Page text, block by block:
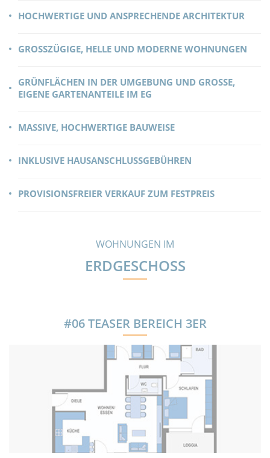
HOCHWERTIGE UND ANSPRECHENDE ARCHITEKTUR
GROSSZÜGIGE, HELLE UND MODERNE WOHNUNGEN
GRÜNFLÄCHEN IN DER UMGEBUNG UND GROSSE, E
IGENE GARTENANTEILE IM EG
MASSIVE, HOCHWERTIGE BAUWEISE
INKLUSIVE HAUSANSCHLUSSGEBÜHREN
PROVISIONSFREIER VERKAUF ZUM FESTPREIS
WOHNUNGEN IM
ERDGESCHOSS
#06 TEASER BEREICH 3ER